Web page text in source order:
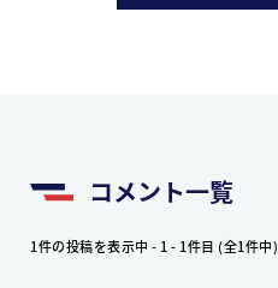
コメント一覧
1件の投稿を表示中 - 1 - 1件目 (全1件中)